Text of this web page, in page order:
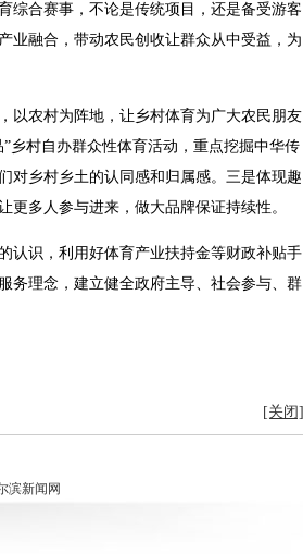
综合赛事，不论是传统项目，还是备受游客
业融合，带动农民创收让群众从中受益，为
农村为阵地，让乡村体育为广大农民朋友
乡村自办群众性体育活动，重点挖掘中华传
对乡村乡土的认同感和归属感。三是体现趣
多人参与进来，做大品牌保证持续性。
识，利用好体育产业扶持金等财政补贴手
务理念，建立健全政府主导、社会参与、群
[关闭]
滨新闻网